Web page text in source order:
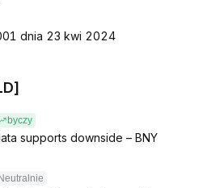
dnia 23 kwi 2024
byczy
supports downside – BNY
Neutralnie